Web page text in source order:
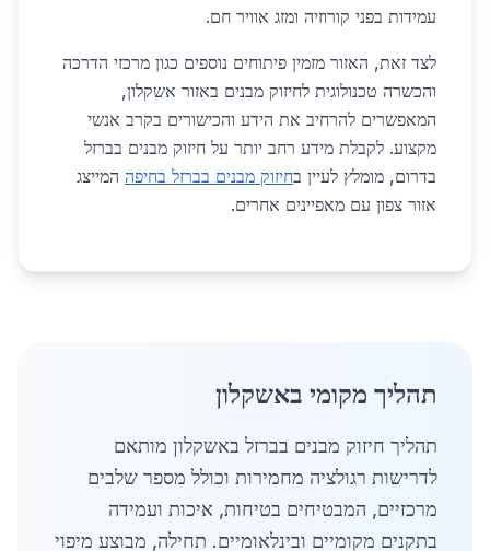
עמידות בפני קורוזיה ומזג אוויר חם.
לצד זאת, האזור מזמין פיתוחים נוספים כגון מרכזי הדרכה
והכשרה טכנולוגית לחיזוק מבנים באזור אשקלון,
המאפשרים להרחיב את הידע והכישורים בקרב אנשי
מקצוע. לקבלת מידע רחב יותר על חיזוק מבנים בברזל
בדרום, מומלץ לעיין בחיזוק מבנים בברזל בחיפה המייצג
אזור צפון עם מאפיינים אחרים.
תהליך מקומי באשקלון
תהליך חיזוק מבנים בברזל באשקלון מותאם
לדרישות רגולציה מחמירות וכולל מספר שלבים
מרכזיים, המבטיחים בטיחות, איכות ועמידה
בתקנים מקומיים ובינלאומיים. תחילה, מבוצע מיפוי